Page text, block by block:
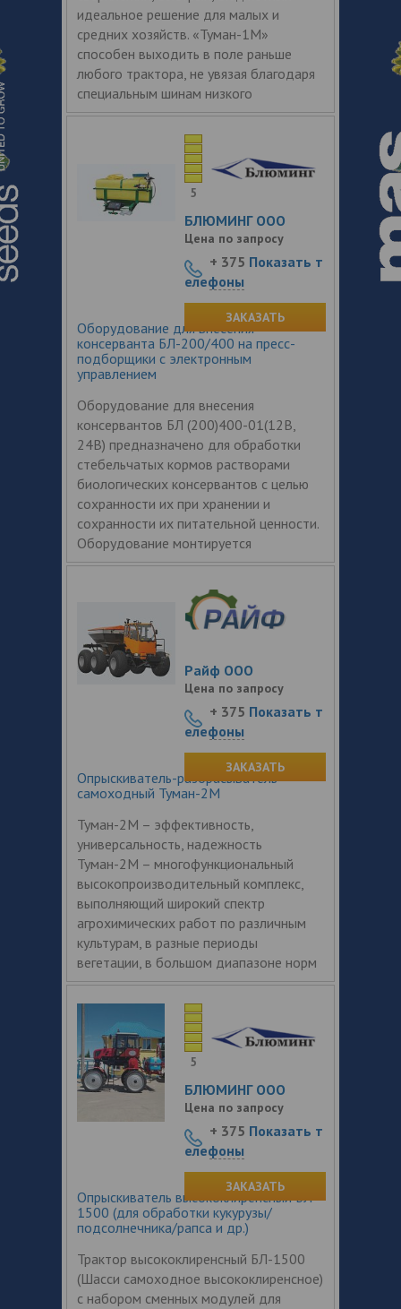
идеальное решение для малых и
средних хозяйств. «Туман-1М»
способен выходить в поле раньше
любого трактора, не увязая благодаря
специальным шинам низкого
Оборудование для внесения
консерванта БЛ-200/400 на пресс-
подборщики с электронным
управлением
Оборудование для внесения
консервантов БЛ (200)400-01(12В,
24В) предназначено для обработки
стебельчатых кормов растворами
биологических консервантов с целью
сохранности их при хранении и
сохранности их питательной ценности.
Оборудование монтируется
5
БЛЮМИНГ ООО
Цена по запросу
+ 375 Показать т
елефоны
ЗАКАЗАТЬ
Опрыскиватель-разбрасыватель
самоходный Туман-2М
Туман-2М – эффективность,
универсальность, надежность
Туман-2М – многофункциональный
высокопроизводительный комплекс,
выполняющий широкий спектр
агрохимических работ по различным
культурам, в разные периоды
вегетации, в большом диапазоне норм
Райф ООО
Цена по запросу
+ 375 Показать т
елефоны
ЗАКАЗАТЬ
Опрыскиватель высококлиренсный БЛ
1500 (для обработки кукурузы/
подсолнечника/рапса и др.)
Трактор высококлиренсный БЛ-1500
(Шасси самоходное высококлиренсное)
с набором сменных модулей для
5
БЛЮМИНГ ООО
Цена по запросу
+ 375 Показать т
елефоны
ЗАКАЗАТЬ